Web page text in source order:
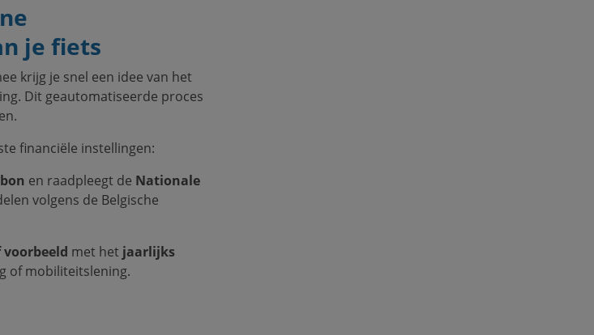
je fiets
krijg je snel een idee van het
Dit geautomatiseerde proces
financiële instellingen:
en raadpleegt de Nationale
volgens de Belgische
met het jaarlijks
of mobiliteitslening.